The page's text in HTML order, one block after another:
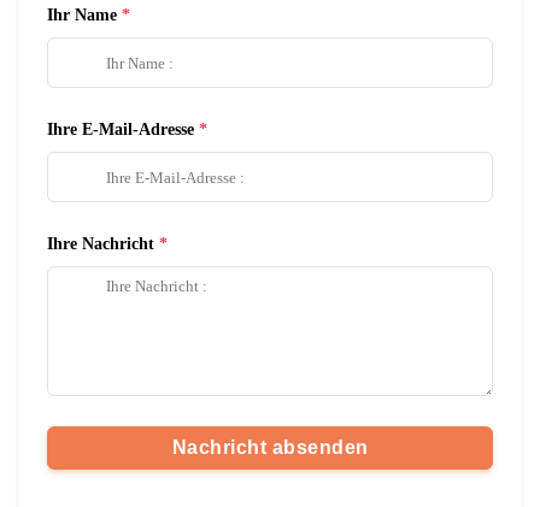
Ihr Name
Ihre E-Mail-Adresse
Ihre Nachricht
Nachricht absenden